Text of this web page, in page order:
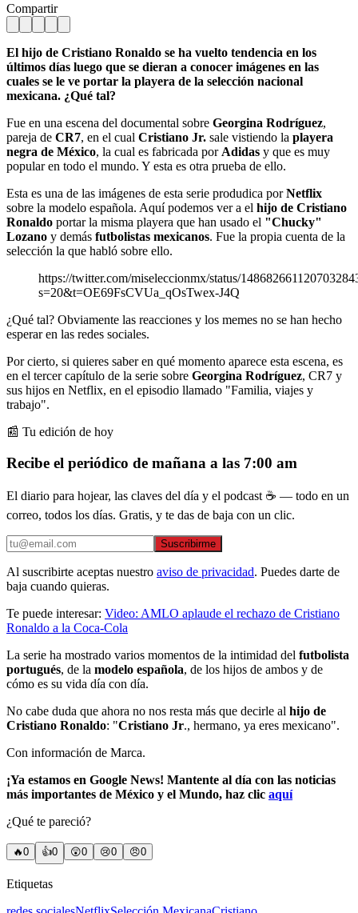
Compartir
El hijo de Cristiano Ronaldo se ha vuelto tendencia en los
últimos días luego que se dieran a conocer imágenes en las
cuales se le ve portar la playera de la selección nacional
mexicana. ¿Qué tal?
Fue en una escena del documental sobre Georgina Rodríguez,
pareja de CR7, en el cual Cristiano Jr. sale vistiendo la playera
negra de México, la cual es fabricada por Adidas y que es muy
popular en todo el mundo. Y esta es otra prueba de ello.
Esta es una de las imágenes de esta serie produdica porNetflix
sobre la modelo española. Aquí podemos ver a el hijo de Cristiano
Ronaldo portar la misma playera que han usado el "Chucky"
Lozano y demás futbolistas mexicanos. Fue la propia cuenta de la
selección la que habló sobre ello.
https://twitter.com/miseleccionmx/status/
s=20&t=OE69FsCVUa_qOsTwex-J4Q
¿Qué tal? Obviamente las reacciones y los memes no se han hecho
esperar en las redes sociales.
Por cierto, si quieres saber en qué momento aparece esta escena, es
en el tercer capítulo de la serie sobre Georgina Rodríguez, CR7 y
sus hijos en Netflix, en el episodio llamado "Familia, viajes y
trabajo".
📰 Tu edición de hoy
Recibe el periódico de mañana a las 7:00 am
El diario para hojear, las claves del día y el podcast ☕ — todo en un
correo, todos los días. Gratis, y te das de baja con un clic.
Suscribirme
Al suscribirte aceptas nuestro aviso de privacidad. Puedes darte de
baja cuando quieras.
Te puede interesar: Video: AMLO aplaude el rechazo de Cristiano
Ronaldo a la Coca-Cola
La serie ha mostrado varios momentos de la intimidad del futbolista
portugués, de la modelo española, de los hijos de ambos y de
cómo es su vida día con día.
No cabe duda que ahora no nos resta más que decirle al hijo de
Cristiano Ronaldo: "Cristiano Jr., hermano, ya eres mexicano".
Con información de Marca.
¡Ya estamos en Google News! Mantente al día con las noticias
más importantes de México y el Mundo, haz clic aquí
¿Qué te pareció?
🔥0 👍0 😲0 😢0 😠0
Etiquetas